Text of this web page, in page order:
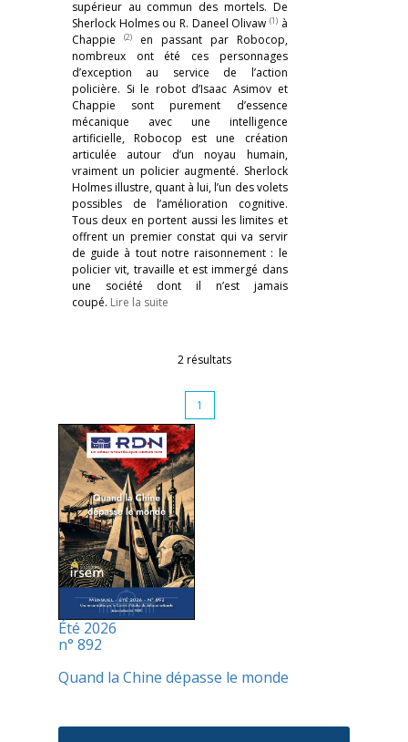
supérieur au commun des mortels. De
Sherlock Holmes ou R. Daneel Olivaw (1) à
Chappie
(2)en passant par Robocop,
nombreux ont été ces personnages
d’exception au service de l’action
policière. Si le robot d’Isaac Asimov et
Chappie sont purement d’essence
mécanique avec une intelligence
artificielle, Robocop est une création
articulée autour d’un noyau humain,
vraiment un policier augmenté. Sherlock
Holmes illustre, quant à lui, l’un des volets
possibles de l’amélioration cognitive.
Tous deux en portent aussi les limites et
offrent un premier constat qui va servir
de guide à tout notre raisonnement : le
policier vit, travaille et est immergé dans
une société dont il n’est jamais
coupé. Lire la suite
2 résultats
1
Été 2026
n° 892
Quand la Chine dépasse le monde